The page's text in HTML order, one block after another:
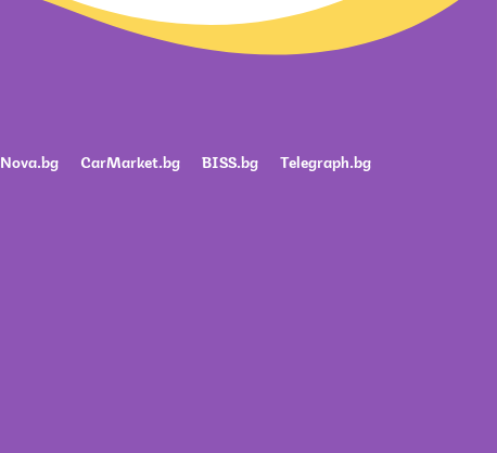
Nova.bg CarMarket.bg BISS.bg Telegraph.bg